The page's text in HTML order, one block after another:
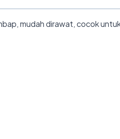
mudah dirawat, cocok